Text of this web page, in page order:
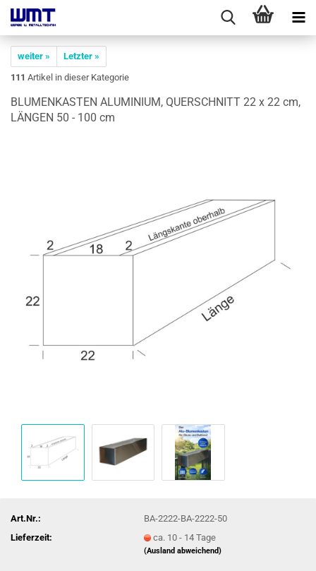
weiter »
Letzter »
111 Artikel in dieser Kategorie
BLU­MEN­KAS­TEN ALU­MI­NI­UM, QUER­SCHNITT 22 x 22 cm,
LÄN­GEN 50 - 100 cm
Art.Nr.:
BA-2222-BA-2222-50
Lieferzeit:
ca. 10 - 14 Tage
(Ausland abweichend)